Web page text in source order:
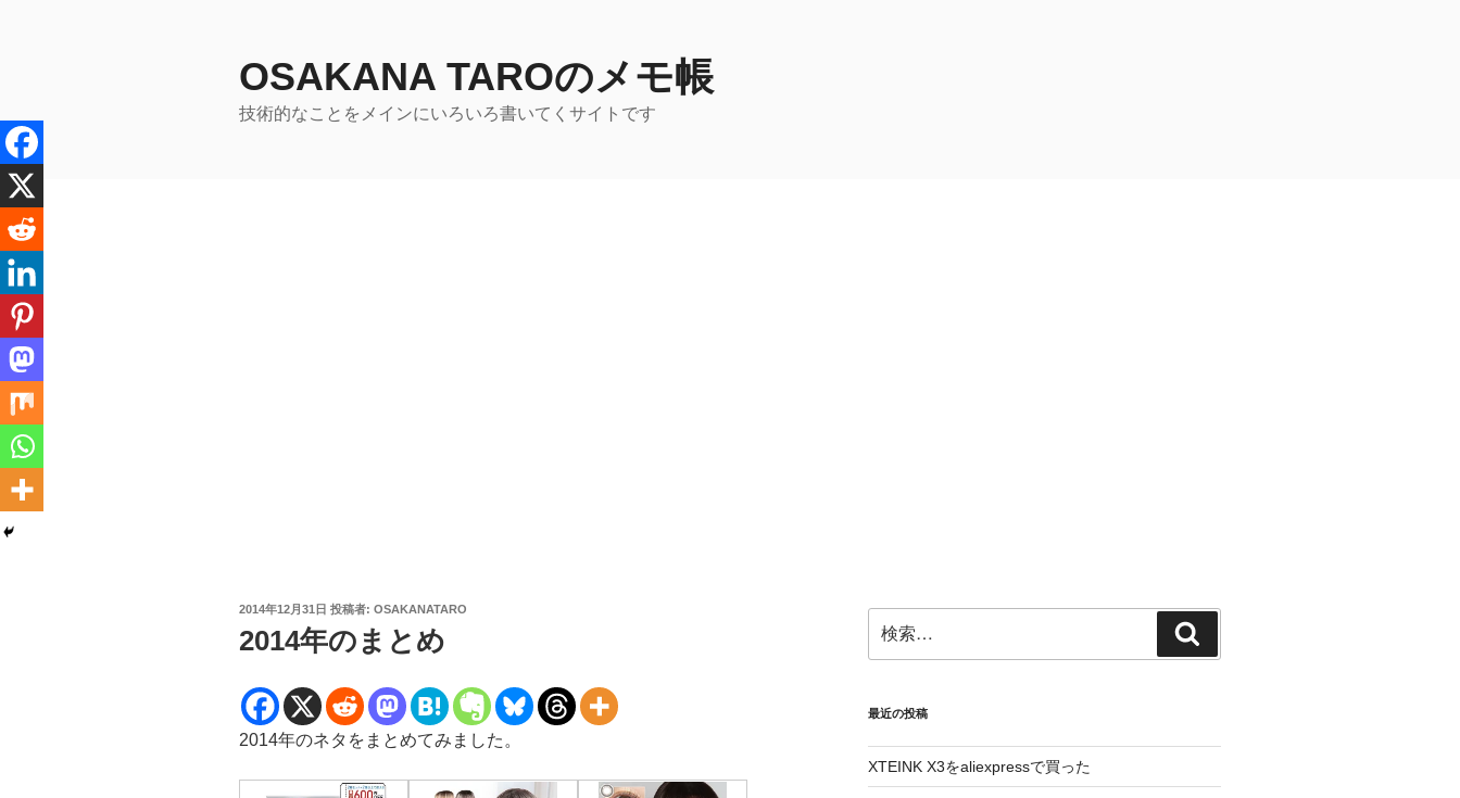
へ
ス
キ
プ
OSAKANA TAROのメモ帳
技術的なことをメインにいろいろ書いてくサイトです
投
日:
2014年12月31日 投稿者: OSAKANATARO
2014年のまとめ
2014年のネタをまとめてみました。
索:
索
最近の投稿
XTEINK X3をaliexpressで買った